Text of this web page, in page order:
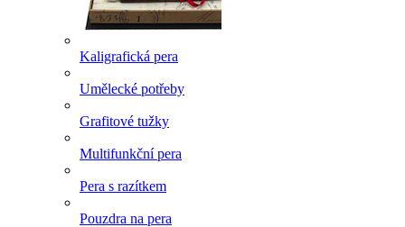
Kaligrafická pera
Umělecké potřeby
Grafitové tužky
Multifunkční pera
Pera s razítkem
Pouzdra na pera